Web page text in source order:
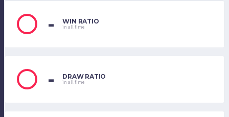
- WIN RATIO
in all time
- DRAW RATIO
in all time